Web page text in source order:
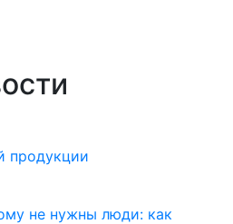
продукции
не нужны люди: как